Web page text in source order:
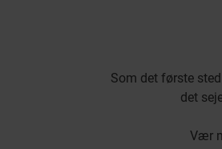
Som det første
det
Vær